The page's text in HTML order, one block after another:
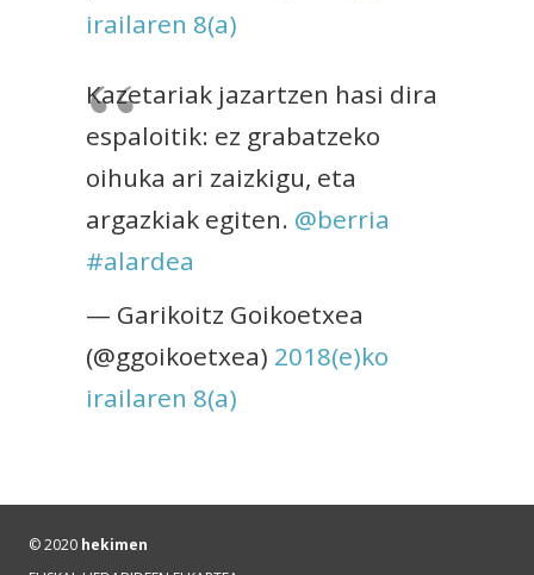
irailaren 8(a)
Kazetariak jazartzen hasi dira
espaloitik: ez grabatzeko
oihuka ari zaizkigu, eta
argazkiak egiten. @berria
#alardea
— Garikoitz Goikoetxea
(@ggoikoetxea) 2018(e)ko
irailaren 8(a)
© 2020 hekimen